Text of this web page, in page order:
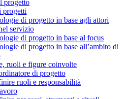
progetto
progetti
di progetto in base agli attori
servizio
di progetto in base al focus
di progetto in base all’ambito di
ruoli e figure coinvolte
di progetto
ruoli e responsabilità